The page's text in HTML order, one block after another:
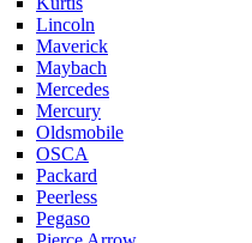
Lincoln
Maverick
Maybach
Mercedes
Mercury
Oldsmobile
OSCA
Packard
Peerless
Pegaso